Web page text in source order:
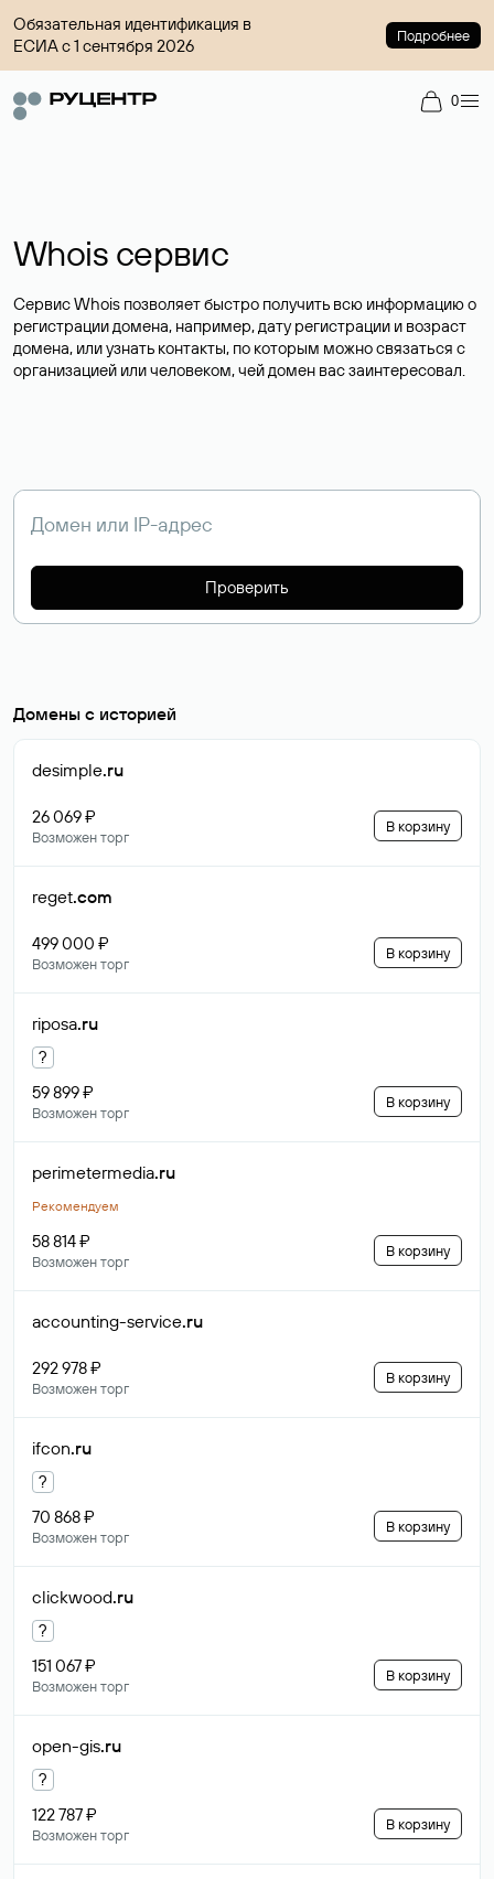
Обязательная идентификация в
ЕСИА с 1 сентября 2026
Подробнее
0
Whois сервис
Сервис Whois позволяет быстро получить всю информацию о
регистрации домена, например, дату регистрации и возраст
домена, или узнать контакты, по которым можно связаться с
организацией или человеком, чей домен вас заинтересовал.
Проверить
Домены с историей
desimple.ru
26 069 ₽
Возможен торг
В корзину
reget.com
499 000 ₽
Возможен торг
В корзину
riposa.ru
?
59 899 ₽
Возможен торг
В корзину
perimetermedia.ru
Рекомендуем
58 814 ₽
Возможен торг
В корзину
accounting-service.ru
292 978 ₽
Возможен торг
В корзину
ifcon.ru
?
70 868 ₽
Возможен торг
В корзину
clickwood.ru
?
151 067 ₽
Возможен торг
В корзину
open-gis.ru
?
122 787 ₽
Возможен торг
В корзину